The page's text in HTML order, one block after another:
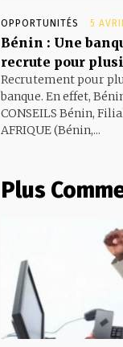
OPPORTUNITÉS 5
Bénin : Une
recrute pour
Recrutement pour
banque. En effet,
CONSEILS Bénin,
AFRIQUE (Bénin,...
Plus